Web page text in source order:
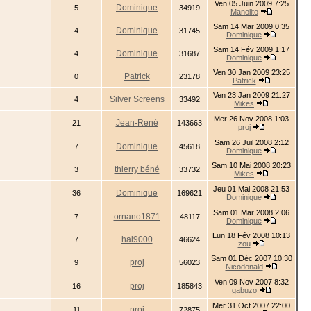
5 Dominique 34919
Ven 05 Juin 2009 7:25
Manolito
4 Dominique 31745
Sam 14 Mar 2009 0:35
Dominique
4 Dominique 31687
Sam 14 Fév 2009 1:17
Dominique
0 Patrick 23178
Ven 30 Jan 2009 23:25
Patrick
4 Silver Screens 33492
Ven 23 Jan 2009 21:27
Mikes
21 Jean-René 143663
Mer 26 Nov 2008 1:03
proj
7 Dominique 45618
Sam 26 Juil 2008 2:12
Dominique
3 thierry béné 33732
Sam 10 Mai 2008 20:23
Mikes
36 Dominique 169621
Jeu 01 Mai 2008 21:53
Dominique
7 ornano1871 48117
Sam 01 Mar 2008 2:06
Dominique
7 hal9000 46624
Lun 18 Fév 2008 10:13
zou
9 proj 56023
Sam 01 Déc 2007 10:30
Nicodonald
16 proj 185843
Ven 09 Nov 2007 8:32
gabuzo
Mer 31 Oct 2007 22:00